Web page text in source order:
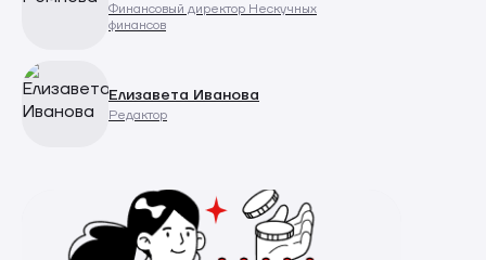
Финансовый директор Нескучных
финансов
Елизавета Иванова
Редактор